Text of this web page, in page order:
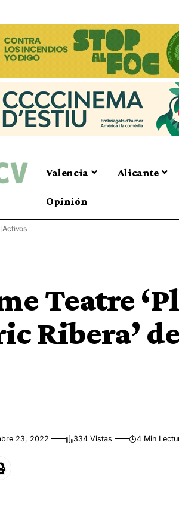
Valencia Alicante
Opinión
Activos
Teatre
Ribera’
23, 2022 334 Vistas 4 Min